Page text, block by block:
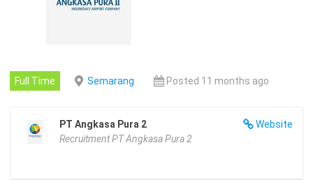
Full Time Semarang Posted 11 months ago
Website
PT Angkasa Pura 2
Recruitment PT Angkasa Pura 2